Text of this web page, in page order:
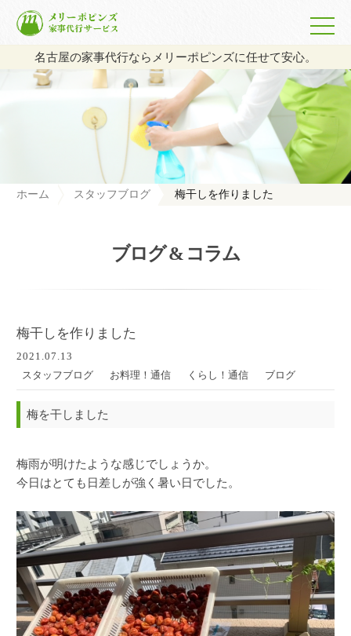
名古屋の家事代行ならメリーポピンズに任せて安心。
ホーム スタッフブログ 梅干しを作りました
ブログ & コラム
梅干しを作りました
2021.07.13
スタッフブログ
お料理！通信 くらし！通信 ブログ
梅を干しました
梅雨が明けたような感じでしょうか。
今日はとても日差しが強く暑い日でした。